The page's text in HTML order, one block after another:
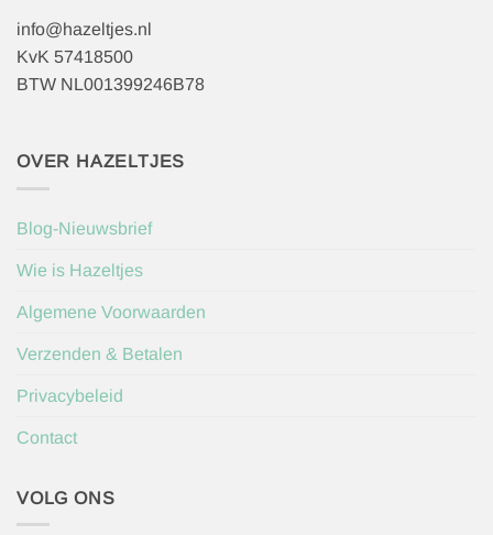
info@hazeltjes.nl
KvK 57418500
BTW NL001399246B78
OVER HAZELTJES
Blog-Nieuwsbrief
Wie is Hazeltjes
Algemene Voorwaarden
Verzenden & Betalen
Privacybeleid
Contact
VOLG ONS